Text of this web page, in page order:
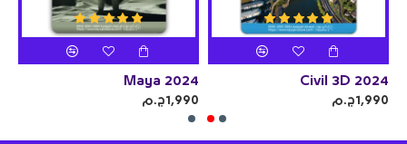
Civil 3D 2024
1,990ج.م
Maya 2024
1,990ج.م